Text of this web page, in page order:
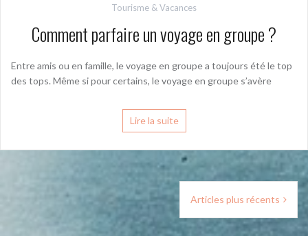
Tourisme & Vacances
Comment parfaire un voyage en groupe ?
Entre amis ou en famille, le voyage en groupe a toujours été le top
des tops. Même si pour certains, le voyage en groupe s’avère
Lire la suite
Navigation Articles plus récents